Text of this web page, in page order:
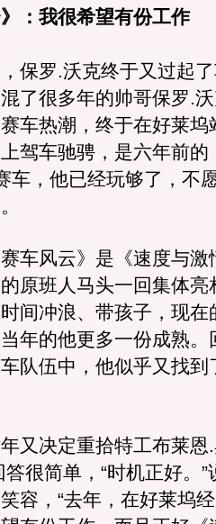
：我很希望有份工作
罗.沃克终于又过起了
了很多年的帅哥保罗.
车热潮，终于在好莱坞
驾车驰骋，是六年前的
车，他已经玩够了，不
风云》是《速度与激
原班人马头一回集体亮
间冲浪、带孩子，现在
年的他更多一份成熟。
队伍中，他似乎又找到
决定重拾特工布莱恩.
很简单，“时机正好。
容，“去年，在好莱坞